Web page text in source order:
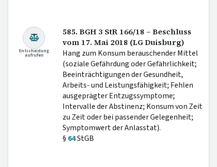
Entscheidung
aufrufen
585. BGH 3 StR 166/18 – Beschluss
vom 17. Mai 2018 (LG Duisburg)
Hang zum Konsum berauschender Mittel
(soziale Gefährdung oder Gefährlichkeit;
Beeinträchtigungen der Gesundheit,
Arbeits- und Leistungsfähigkeit; Fehlen
ausgeprägter Entzugssymptome;
Intervalle der Abstinenz; Konsum von Zeit
zu Zeit oder bei passender Gelegenheit;
Symptomwert der Anlasstat).
§ 64StGB